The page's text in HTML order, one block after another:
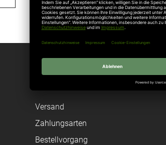
Shop
Versand
Zahlungsarten
Bestellvorgang